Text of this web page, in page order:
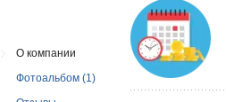
О компании
Фотоальбом (1)